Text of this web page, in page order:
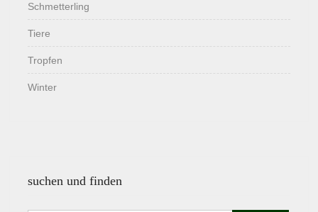
Schmetterling
Tiere
Tropfen
Winter
suchen und finden